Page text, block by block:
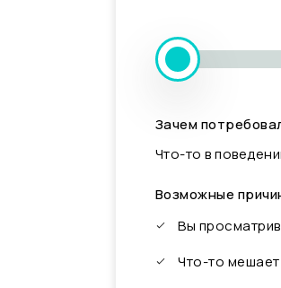
Зачем
Что-то в
Возможные
Вы
Что-то